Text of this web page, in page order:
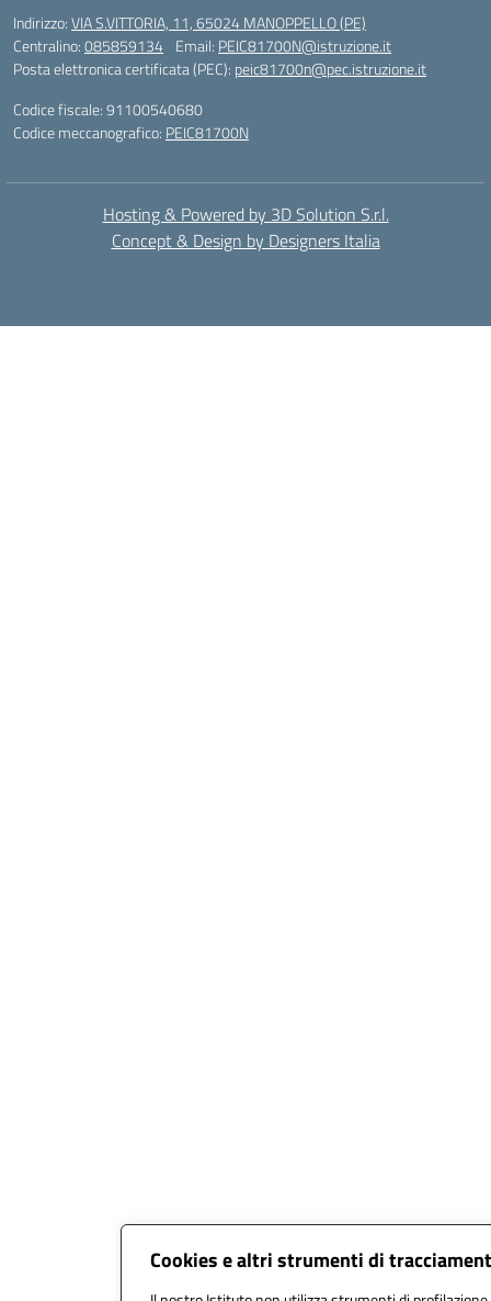
Cookies e altri strumenti di
Indirizzo:VIA S.VITTORIA, 11, 65024 MANOPPELLO (PE)
Centralino:085859134 Email: PEIC81700N@istruzione.it
Posta elettronica certificata (PEC): peic81700n@pec.istruzione.it
Codice fiscale: 91100540680
Codice meccanografico: PEIC81700N
Hosting & Powered by 3D Solution S.r.l.
Concept & Design by Designers Italia